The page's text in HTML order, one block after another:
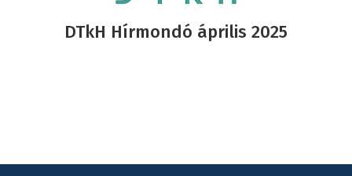
DTkH Hírmondó április 2025